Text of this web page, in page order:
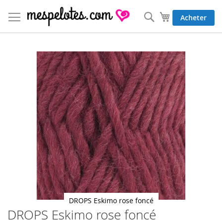
au
contenu
Mon panier
Acheter
Rechercher
DROPS Eskimo rose foncé
DROPS Eskimo rose foncé
Skip